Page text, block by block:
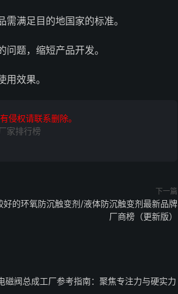
满足目的地国家的标准。
题，缩短产品开发。
效果。
侵权请联系删除。
家排行榜
下一篇
好的环氧防沉触变剂/液体防沉触变剂最新品牌
厂商榜（更新版）
磁阀总成工厂参考指南：聚焦专注力与硬实力